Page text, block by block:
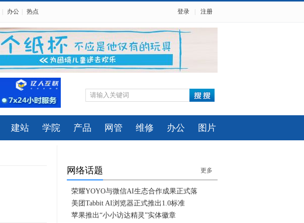
办公 热点 登录 注册
建站 学院 产品 网管 维修 办公 图片
网络话题 更多
荣耀YOYO与微信AI生态合作成果正式落
美团Tabbit AI浏览器正式推出1.0标准
苹果推出“小小访达精灵”实体徽章